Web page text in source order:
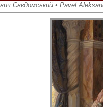
Свєдомський • Pavel